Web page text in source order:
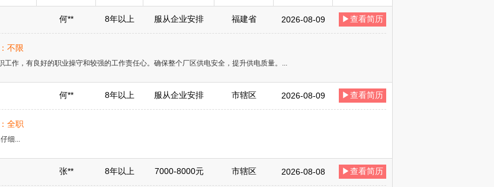
何** 8年以上 服从企业安排 福建省 2026-08-09 ▶查看简历
不限
作，有良好的职业操守和较强的工作责任心。确保整个厂区供电安全，提升供电质量。...
何** 8年以上 服从企业安排 市辖区 2026-08-09 ▶查看简历
全职
细...
张** 8年以上 7000-8000元 市辖区 2026-08-08 ▶查看简历